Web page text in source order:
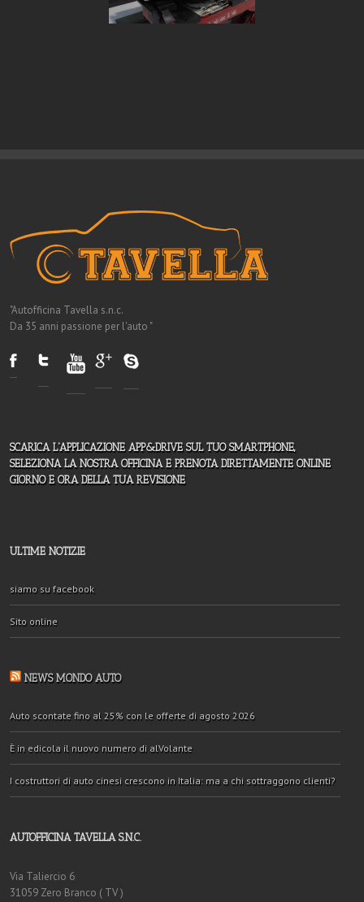
"Autofficina Tavella s.n.c.
Da 35 anni passione per l'auto "
SCARICA L'APPLICAZIONE APP&DRIVE SUL TUO SMARTPHONE,
SELEZIONA LA NOSTRA OFFICINA E PRENOTA DIRETTAMENTE ONLINE
GIORNO E ORA DELLA TUA REVISIONE
ULTIME NOTIZIE
siamo su facebook
Sito online
NEWS MONDO AUTO
Auto scontate fino al 25% con le offerte di agosto 2026
È in edicola il nuovo numero di alVolante
I costruttori di auto cinesi crescono in Italia: ma a chi sottraggono clienti?
AUTOFFICINA TAVELLA S.N.C.
Via Taliercio 6
31059 Zero Branco ( TV )